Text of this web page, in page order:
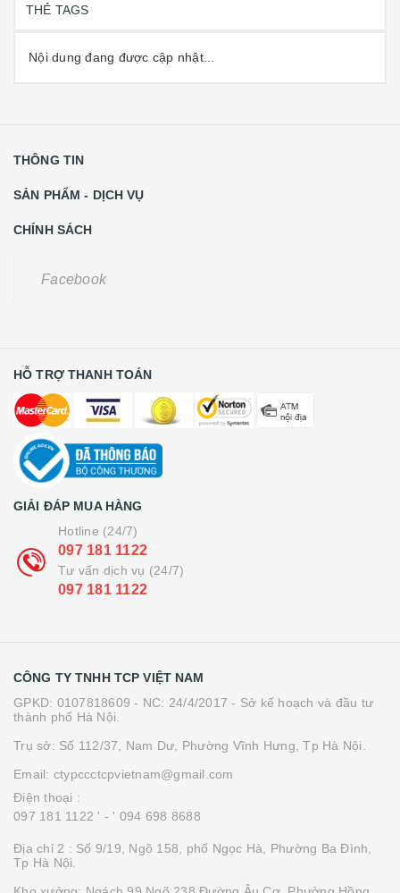
THẺ TAGS
Nội dung đang được cập nhật...
THÔNG TIN
SẢN PHẨM - DỊCH VỤ
CHÍNH SÁCH
Facebook
HỖ TRỢ THANH TOÁN
GIẢI ĐÁP MUA HÀNG
Hotline (24/7)
097 181 1122
Tư vấn dịch vụ (24/7)
097 181 1122
CÔNG TY TNHH TCP VIỆT NAM
GPKD: 0107818609 - NC: 24/4/2017 - Sở kế hoạch và đầu tư
thành phố Hà Nội.
Trụ sở: Số 112/37, Nam Dư, Phường Vĩnh Hưng, Tp Hà Nội.
Email: ctypccctcpvietnam@gmail.com
Điện thoại :
097 181 1122 ' - ' 094 698 8688
Địa chỉ 2 : Số 9/19, Ngõ 158, phố Ngọc Hà, Phường Ba Đình,
Tp Hà Nội.